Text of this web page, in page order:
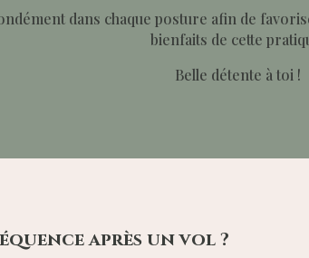
dans chaque posture afin de
bienfaits de cette
Belle détente à toi !
après un vol ?